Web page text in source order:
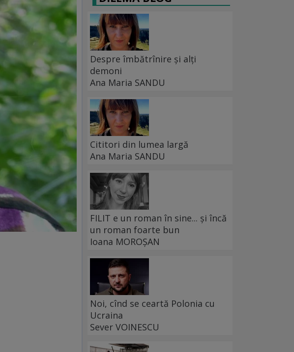
Despre îmbătrînire și alți
demoni
Ana Maria SANDU
Cititori din lumea largă
Ana Maria SANDU
FILIT e un roman în sine... și încă
un roman foarte bun
Ioana MOROȘAN
Noi, cînd se ceartă Polonia cu
Ucraina
Sever VOINESCU